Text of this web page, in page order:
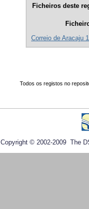
Ficheiros deste
Correio de Aracaju
Todos os registos no
Copyright © 2002-2009 The